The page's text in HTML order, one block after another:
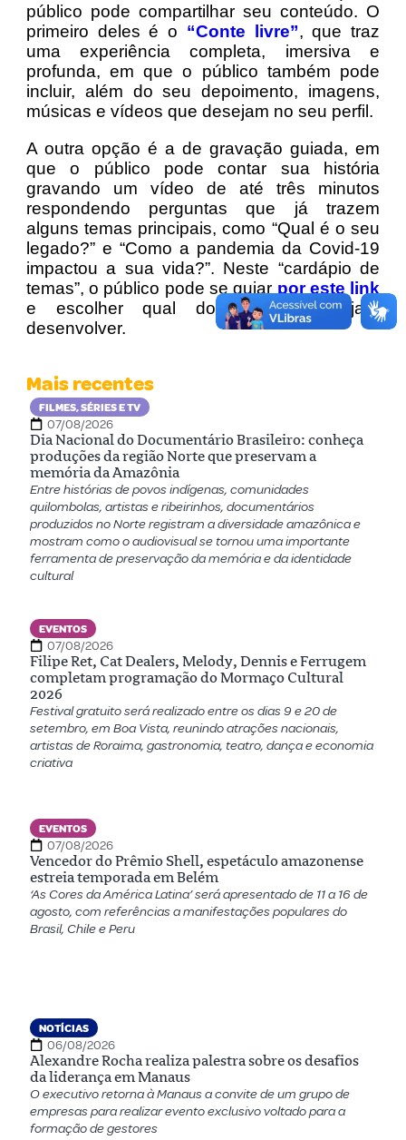
público pode compartilhar seu conteúdo. O
primeiro deles é o “Conte livre”, que traz
uma experiência completa, imersiva e
profunda, em que o público também pode
incluir, além do seu depoimento, imagens,
músicas e vídeos que desejam no seu perfil.
A outra opção é a de gravação guiada, em
que o público pode contar sua história
gravando um vídeo de até três minutos
respondendo perguntas que já trazem
alguns temas principais, como “Qual é o seu
legado?” e “Como a pandemia da Covid-19
impactou a sua vida?”. Neste “cardápio de
temas”, o público pode se guiar por este link
e escolher qual dos temas deseja
desenvolver.
Mais recentes
FILMES, SÉRIES E TV
07/08/2026
Dia Nacional do Documentário Brasileiro: conheça
produções da região Norte que preservam a
memória da Amazônia
Entre histórias de povos indígenas, comunidades
quilombolas, artistas e ribeirinhos, documentários
produzidos no Norte registram a diversidade amazônica e
mostram como o audiovisual se tornou uma importante
ferramenta de preservação da memória e da identidade
cultural
EVENTOS
07/08/2026
Filipe Ret, Cat Dealers, Melody, Dennis e Ferrugem
completam programação do Mormaço Cultural
2026
Festival gratuito será realizado entre os dias 9 e 20 de
setembro, em Boa Vista, reunindo atrações nacionais,
artistas de Roraima, gastronomia, teatro, dança e economia
criativa
EVENTOS
07/08/2026
Vencedor do Prêmio Shell, espetáculo amazonense
estreia temporada em Belém
‘As Cores da América Latina’ será apresentado de 11 a 16 de
agosto, com referências a manifestações populares do
Brasil, Chile e Peru
NOTÍCIAS
06/08/2026
Alexandre Rocha realiza palestra sobre os desafios
da liderança em Manaus
O executivo retorna à Manaus a convite de um grupo de
empresas para realizar evento exclusivo voltado para a
formação de gestores